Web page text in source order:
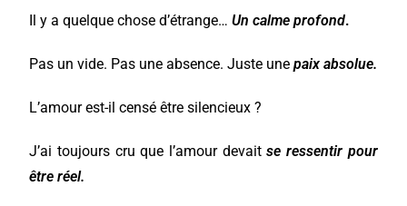
Il y a quelque chose d’étrange…Un calme profond.
Pas un vide. Pas une absence. Juste unepaix absolue.
L’amour est-il censé être silencieux ?
J’ai toujours cru que l’amour devaitse ressentir pour
être réel.